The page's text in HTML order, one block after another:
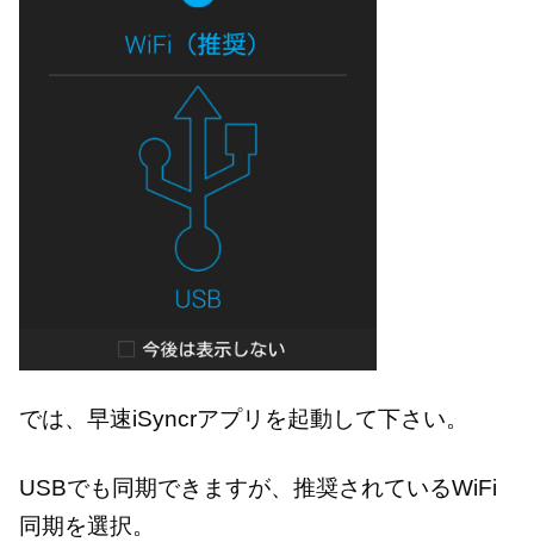
では、早速iSyncrアプリを起動して下さい。
USBでも同期できますが、推奨されているWiFi
同期を選択。